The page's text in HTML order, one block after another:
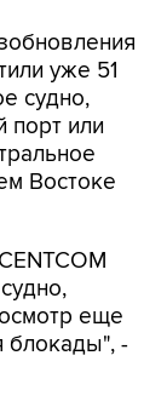
уже 51
судно,
порт или
Востоке
еще
блокады", -